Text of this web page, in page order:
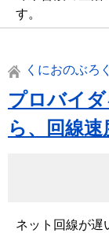
す。
くにおのぶろ
プロバイ
ら、回線
ネット回線が遅